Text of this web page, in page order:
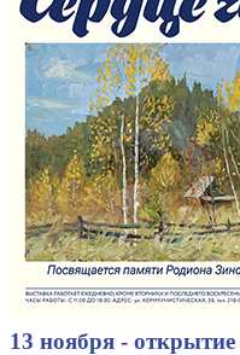
13 ноября -